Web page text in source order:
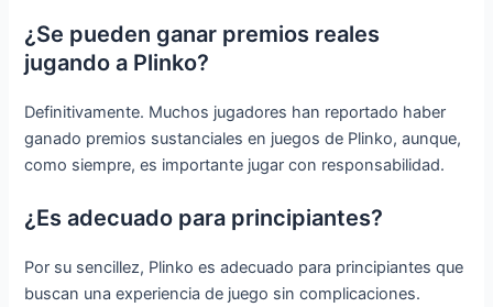
¿Se pueden ganar premios reales
jugando a Plinko?
Definitivamente. Muchos jugadores han reportado haber
ganado premios sustanciales en juegos de Plinko, aunque,
como siempre, es importante jugar con responsabilidad.
¿Es adecuado para principiantes?
Por su sencillez, Plinko es adecuado para principiantes que
buscan una experiencia de juego sin complicaciones.